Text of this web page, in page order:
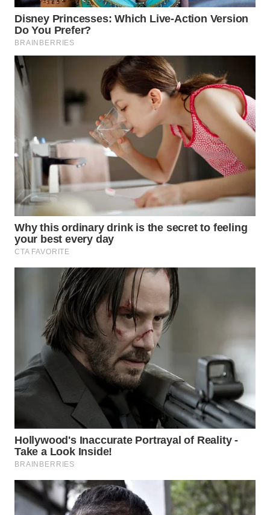
WAHANA
TANI
ADVOKAT
WAHANA
INFRASTRUKTUR
WAHANA
KONSUMEN
WAHANA
LISTRIK
WAHANA
TRAVEL
WAHANANEWS
ID
WAHANANEWS
CO ID
WAHANANEWS
NET
WAHANA
WAHANA